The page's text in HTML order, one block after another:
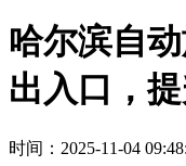
哈尔滨自
出入口，
时间：2025-11-04